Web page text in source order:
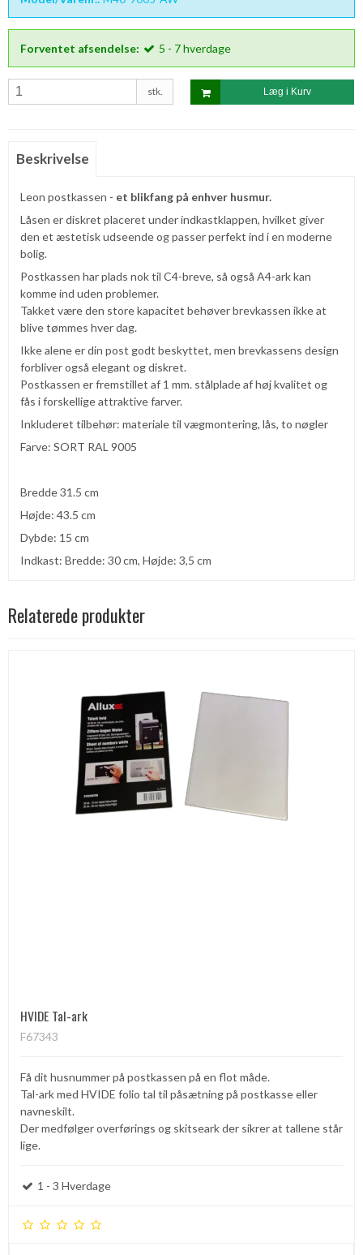
Forventet afsendelse: 5 - 7 hverdage
stk. Læg i Kurv
Beskrivelse
Leon postkassen - et blikfang på enhver husmur.
Låsen er diskret placeret under indkastklappen, hvilket giver
den et æstetisk udseende og passer perfekt ind i en moderne
bolig.
Postkassen har plads nok til C4-breve, så også A4-ark kan
komme ind uden problemer.
Takket være den store kapacitet behøver brevkassen ikke at
blive tømmes hver dag.
Ikke alene er din post godt beskyttet, men brevkassens design
forbliver også elegant og diskret.
Postkassen er fremstillet af 1 mm. stålplade af høj kvalitet og
fås i forskellige attraktive farver.
Inkluderet tilbehør: materiale til vægmontering, lås, to nøgler
Farve: SORT RAL 9005
Bredde 31.5 cm
Højde: 43.5 cm
Dybde: 15 cm
Indkast: Bredde: 30 cm, Højde: 3,5 cm
Relaterede produkter
HVIDE Tal-ark
F67343
Få dit husnummer på postkassen på en flot måde.
Tal-ark med HVIDE folio tal til påsætning på postkasse eller
navneskilt.
Der medfølger overførings og skitseark der sikrer at tallene står
lige.
1 - 3 Hverdage